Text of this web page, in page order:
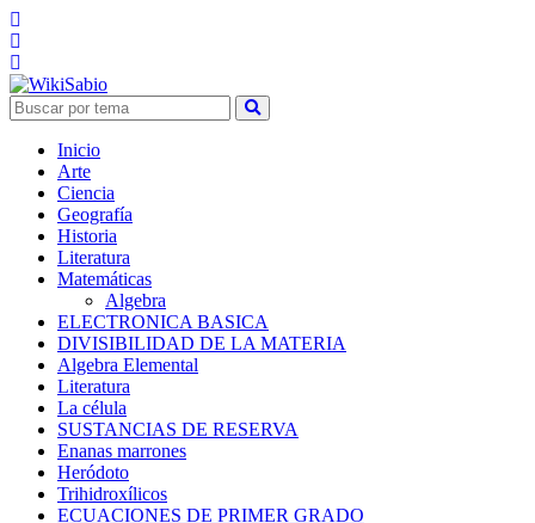
Inicio
Arte
Ciencia
Geografía
Historia
Literatura
Matemáticas
Algebra
ELECTRONICA BASICA
DIVISIBILIDAD DE LA MATERIA
Algebra Elemental
Literatura
La célula
SUSTANCIAS DE RESERVA
Enanas marrones
Heródoto
Trihidroxílicos
ECUACIONES DE PRIMER GRADO